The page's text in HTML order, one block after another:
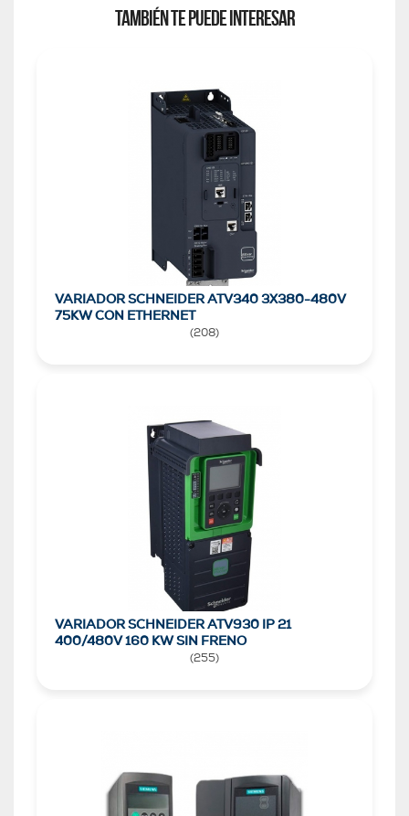
TAMBIÉN TE PUEDE INTERESAR
VARIADOR SCHNEIDER ATV340 3X380-480V
75KW CON ETHERNET
(208)
VARIADOR SCHNEIDER ATV930 IP 21
400/480V 160 KW SIN FRENO
(255)